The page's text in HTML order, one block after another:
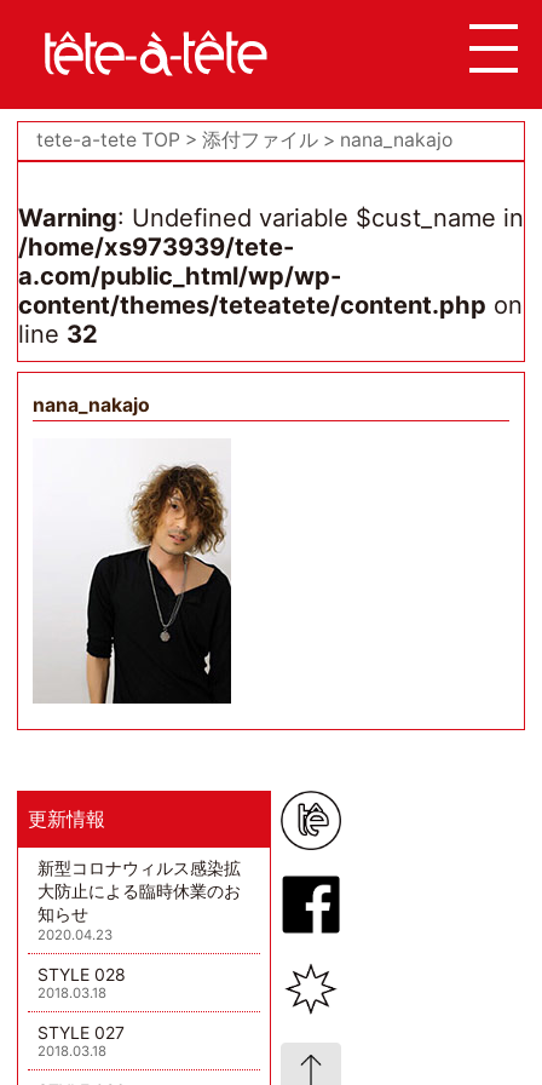
tete-a-tete TOP 添付ファイル nana_nakajo
Warning: Undefined variable $cust_name in
/home/xs973939/tete-
a.com/public_html/wp/wp-
content/themes/teteatete/content.php on
line 32
nana_nakajo
更新情報
新型コロナウィルス感染拡
大防止による臨時休業のお
知らせ
2020.04.23
STYLE 028
2018.03.18
STYLE 027
2018.03.18